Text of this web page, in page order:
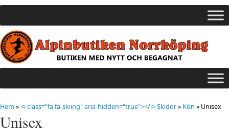
Hem »<i class="fa fa-skiing" aria-hidden="true"></i> Skidor» Kön » Unisex
Unisex